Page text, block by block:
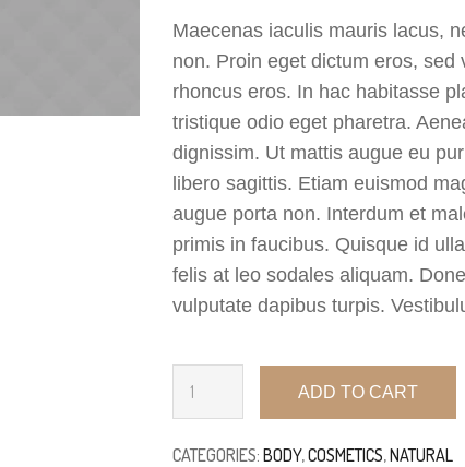
Maecenas iaculis mauris lacus,
non. Proin eget dictum eros, sed
rhoncus eros. In hac habitasse
tristique odio eget pharetra.
dignissim. Ut mattis augue eu
libero sagittis. Etiam euismod
augue porta non. Interdum et
primis in faucibus. Quisque id
felis at leo sodales aliquam.
vulputate dapibus turpis.
ADD TO CART
CATEGORIES: BODY,COSMETICS,NATURAL